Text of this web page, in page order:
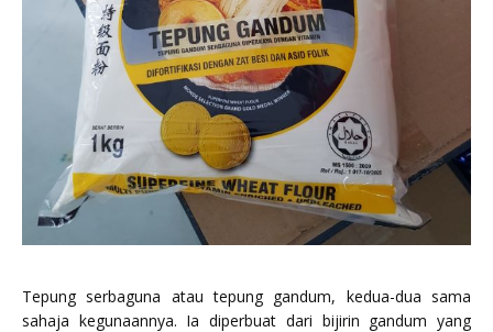
Tepung serbaguna atau tepung gandum, kedua-dua sama
sahaja kegunaannya. Ia diperbuat dari bijirin gandum yang